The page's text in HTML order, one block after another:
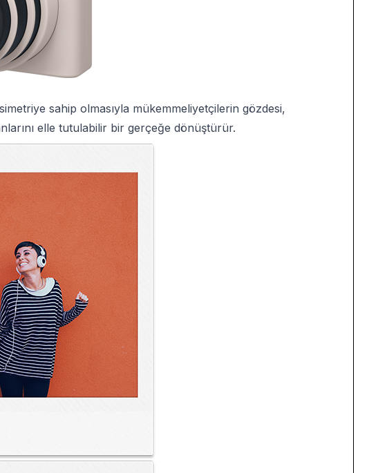
sahip olmasıyla mükemmeliyetçilerin gözdesi,
elle tutulabilir bir gerçeğe dönüştürür.